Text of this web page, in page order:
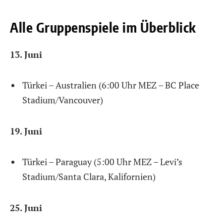
Alle Gruppenspiele im Überblick
13. Juni
Türkei – Australien (6:00 Uhr MEZ – BC Place
Stadium/Vancouver)
19. Juni
Türkei – Paraguay (5:00 Uhr MEZ – Levi’s
Stadium/Santa Clara, Kalifornien)
25. Juni